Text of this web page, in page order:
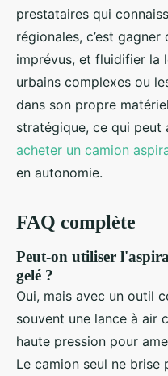
prestataires qui
régionales, c’est
imprévus, et fluidifier la
urbains complexes ou
dans son propre
stratégique, ce qui peut
acheter un camion
en autonomie.
FAQ complète
Peut-on utiliser
gelé ?
Oui, mais avec un outil
souvent une lance à air
haute pression pour
Le camion seul ne